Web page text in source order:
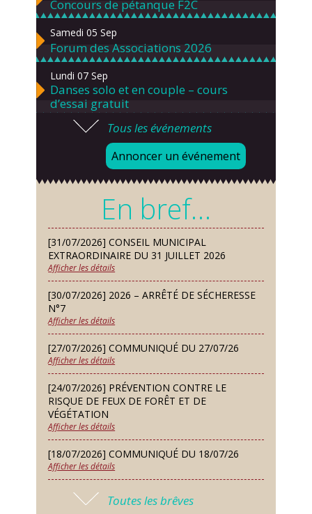
Concours de pétanque F2C
Samedi 05 Sep
Forum des Associations 2026
Lundi 07 Sep
Danses solo et en couple – cours
d’essai gratuit
Mardi 08 Sep
Chorale À travers chants
Défi de pêche aux leurres (concept
lure house)
Dimanche 13 Sep
Repas de fouées
Lundi 14 Sep
Conseil municipal du 14 septembre
2026
Jeudi 24 Sep
Permanence des Architectes des
Bâtiments de France
Samedi 26 Sep
Concours de palets
Vendredi 09 Oct
Soirée des nouveaux habitants
Lundi 12 Oct
Conseil municipal du 12 octobre
2026
Tous les événements
Annoncer un événement
En bref…
[31/07/2026] CONSEIL MUNICIPAL
EXTRAORDINAIRE DU 31 JUILLET 2026
Afficher les détails
[30/07/2026] 2026 – ARRÊTÉ DE SÉCHERESSE
N°7
Afficher les détails
[27/07/2026] COMMUNIQUÉ DU 27/07/26
Afficher les détails
[24/07/2026] PRÉVENTION CONTRE LE
RISQUE DE FEUX DE FORÊT ET DE
VÉGÉTATION
Afficher les détails
[18/07/2026] COMMUNIQUÉ DU 18/07/26
Afficher les détails
[17/07/2026] 2026 – ARRÊTÉ DE SÉCHERESSE
Toutes les brêves